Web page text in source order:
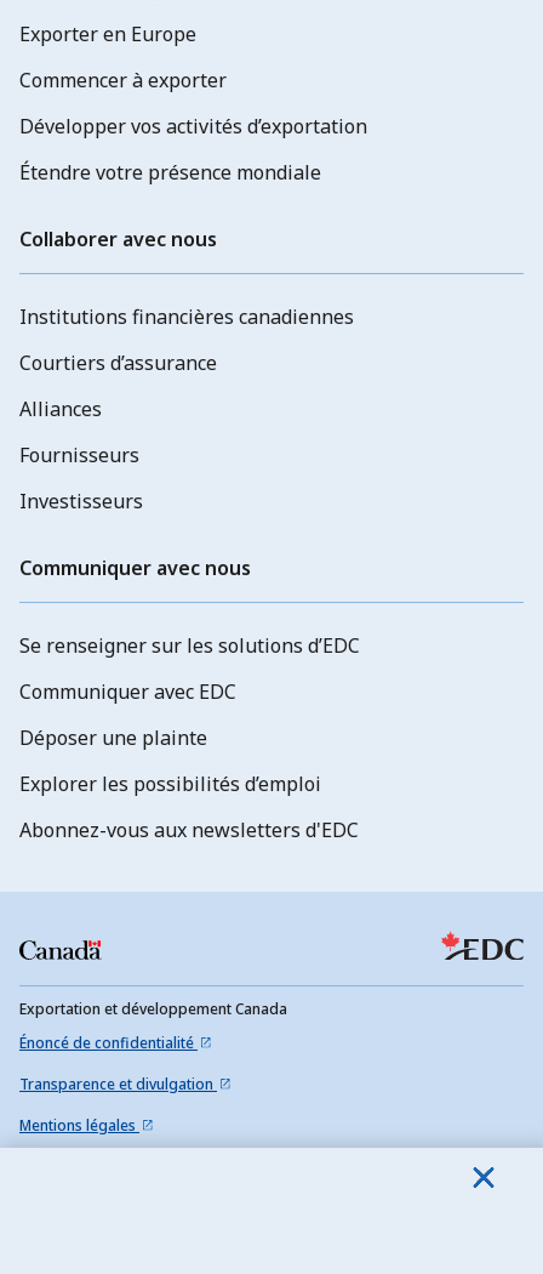
Exporter en Europe
Commencer à exporter
Développer vos activités d’exportation
Étendre votre présence mondiale
Collaborer avec nous
Institutions financières canadiennes
Courtiers d’assurance
Alliances
Fournisseurs
Investisseurs
Communiquer avec nous
Se renseigner sur les solutions d’EDC
Communiquer avec EDC
Déposer une plainte
Explorer les possibilités d’emploi
Abonnez-vous aux newsletters d'EDC
Exportation et développement Canada
Énoncé de confidentialité
Transparence et divulgation
Mentions légales